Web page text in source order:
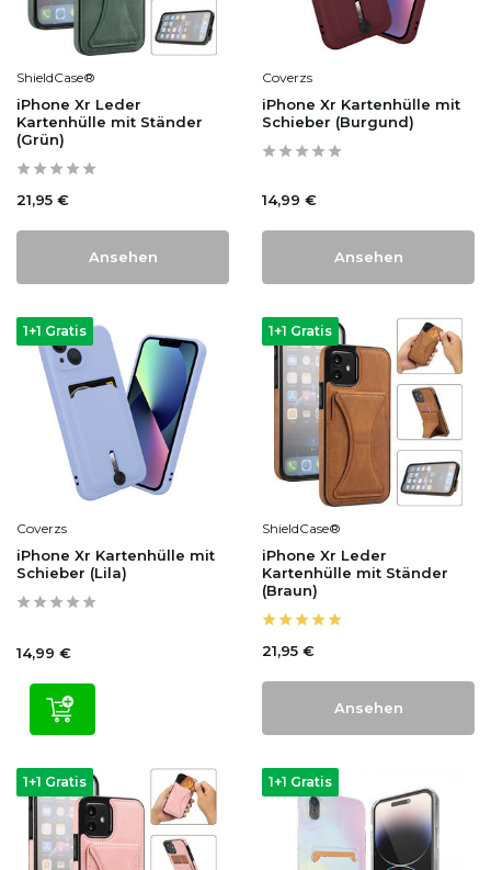
ShieldCase®
iPhone Xr Leder
Kartenhülle mit Ständer
(Grün)
21,95 €
Ansehen
Coverzs
iPhone Xr Kartenhülle mit
Schieber (Burgund)
14,99 €
Ansehen
1+1 Gratis
Coverzs
iPhone Xr Kartenhülle mit
Schieber (Lila)
14,99 €
1+1 Gratis
ShieldCase®
iPhone Xr Leder
Kartenhülle mit Ständer
(Braun)
21,95 €
Ansehen
1+1 Gratis 1+1 Gratis